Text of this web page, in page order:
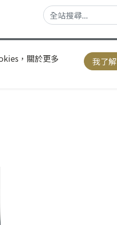
，關於更多 我了解